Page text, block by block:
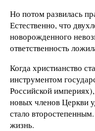
Но потом развилась
Естественно, что
новорожденного
ответственность
Когда христианство
инструментом
Российской
новых членов Церкви
стало
жизнь.